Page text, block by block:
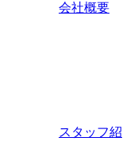
会社概要
スタッフ紹